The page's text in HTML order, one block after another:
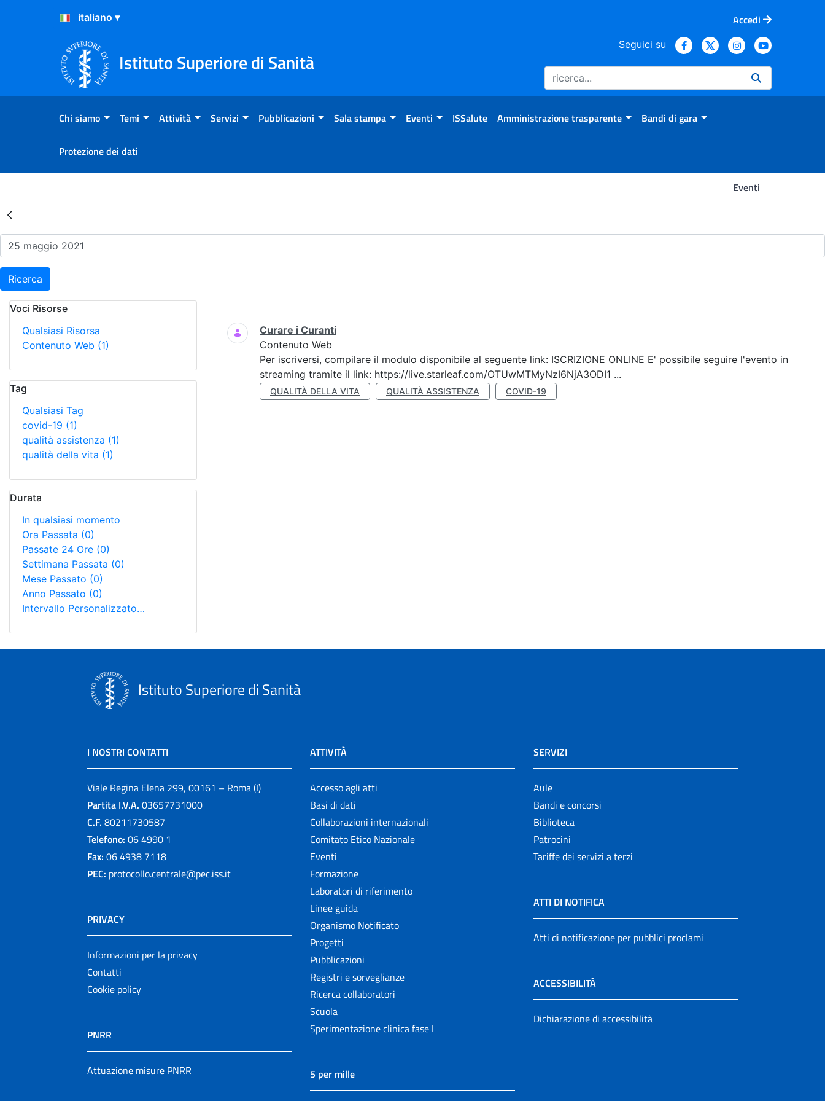
Salta al Contenuto
Salta al Footer
Accedi
Istituto Superiore di Sanità
Seguici su
Chi siamo Temi Attività Servizi Pubblicazioni Sala stampa Eventi ISSalute Amministrazione trasparente Bandi di gara
Protezione dei dati
Eventi
Risultati della Ricerca - Eventi
Ricerca
Voci Risorse
Qualsiasi Risorsa
Contenuto Web (1)
Tag
Qualsiasi Tag
covid-19 (1)
qualità assistenza (1)
qualità della vita (1)
Durata
In qualsiasi momento
Ora Passata (0)
Passate 24 Ore (0)
Settimana Passata (0)
Mese Passato (0)
Anno Passato (0)
Intervallo Personalizzato…
Ricerca
Curare i Curanti
Contenuto Web
Per iscriversi, compilare il modulo disponibile al seguente link: ISCRIZIONE ONLINE E' possibile seguire l'evento in
streaming tramite il link: https://live.starleaf.com/OTUwMTMyNzI6NjA3ODI1 ...
QUALITÀ DELLA VITA QUALITÀ ASSISTENZA COVID-19
Istituto Superiore di Sanità
I NOSTRI CONTATTI
Viale Regina Elena 299, 00161 – Roma (I)
Partita I.V.A. 03657731000
C.F. 80211730587
Telefono: 06 4990 1
Fax: 06 4938 7118
PEC: protocollo.centrale@pec.iss.it
PRIVACY
Informazioni per la privacy
Contatti
Cookie policy
PNRR
Attuazione misure PNRR
ATTIVITÀ
Accesso agli atti
Basi di dati
Collaborazioni internazionali
Comitato Etico Nazionale
Eventi
Formazione
Laboratori di riferimento
Linee guida
Organismo Notificato
Progetti
Pubblicazioni
Registri e sorveglianze
Ricerca collaboratori
Scuola
Sperimentazione clinica fase I
5 per mille
SERVIZI
Aule
Bandi e concorsi
Biblioteca
Patrocini
Tariffe dei servizi a terzi
ATTI DI NOTIFICA
Atti di notificazione per pubblici proclami
ACCESSIBILITÀ
Dichiarazione di accessibilità